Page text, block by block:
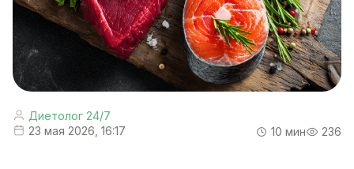
Диетолог 24/7
23 мая 2026, 16:17
10 мин 236